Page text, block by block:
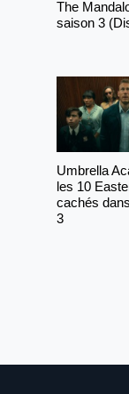
The
saison 3
Umbrella
les 10
cachés
3